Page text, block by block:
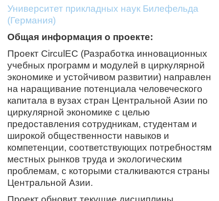
Университет прикладных наук Билефельда
(Германия)
Общая информация о проекте:
Проект CirculEC (Разработка инновационных
учебных программ и модулей в циркулярной
экономике и устойчивом развитии) направлен
на наращивание потенциала человеческого
капитала в вузах стран Центральной Азии по
циркулярной экономике с целью
предоставления сотрудникам, студентам и
широкой общественности навыков и
компетенции, соответствующих потребностям
местных рынков труда и экологическим
проблемам, с которыми сталкиваются страны
Центральной Азии.